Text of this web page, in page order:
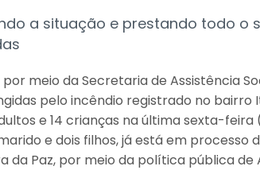
a situação e prestando todo o
meio da Secretaria de Assistência
pelo incêndio registrado no bairro
e 14 crianças na última sexta-
e dois filhos, já está em processo
da Paz, por meio da política pública de